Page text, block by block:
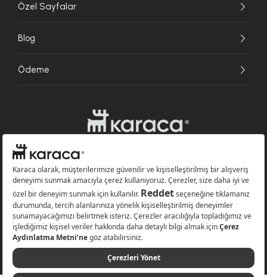
Özel Sayfalar
Blog
Ödeme
Websitesinde kullanılan bazı görseller yapay zekâ (AI) ile üretilmiştir.
Karaca.com © 2026 - Karaca Züccaciye A.Ş. Tüm hakları saklıdır.